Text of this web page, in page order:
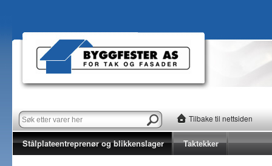
Tilbake til nettsiden
Stålplateentreprenør og blikkenslager Taktekker